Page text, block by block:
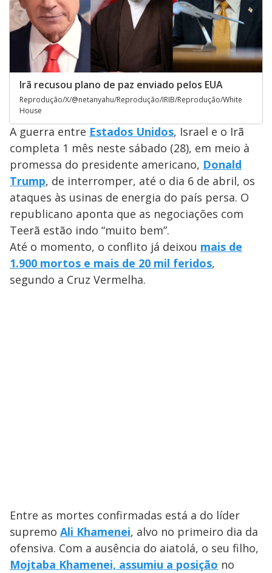
Irã recusou plano de paz enviado pelos EUA
Reprodução/X/@netanyahu/Reprodução/IRIB/Reprodução/White
House
A guerra entre Estados Unidos, Israel e o Irã
completa 1 mês neste sábado (28), em meio à
promessa do presidente americano, Donald
Trump, de interromper, até o dia 6 de abril, os
ataques às usinas de energia do país persa. O
republicano aponta que as negociações com
Teerã estão indo “muito bem”.
Até o momento, o conflito já deixou mais de
1.900 mortos e mais de 20 mil feridos,
segundo a Cruz Vermelha.
Entre as mortes confirmadas está a do líder
supremo Ali Khamenei, alvo no primeiro dia da
ofensiva. Com a ausência do aiatolá, o seu filho,
Mojtaba Khamenei, assumiu a posição no